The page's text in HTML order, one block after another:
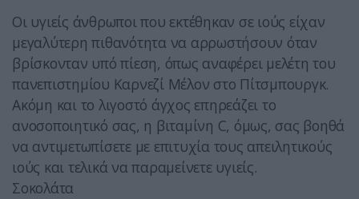
Οι υγιείς άνθρωποι που εκτέθηκαν σε ιούς είχαν
μεγαλύτερη πιθανότητα να αρρωστήσουν όταν
βρίσκονταν υπό πίεση, όπως αναφέρει μελέτη του
πανεπιστημίου Καρνεζί Μέλον στο Πίτσμπουργκ.
Ακόμη και το λιγοστό άγχος επηρεάζει το
ανοσοποιητικό σας, η βιταμίνη C, όμως, σας βοηθά
να αντιμετωπίσετε με επιτυχία τους απειλητικούς
ιούς και τελικά να παραμείνετε υγιείς.
Σοκολάτα